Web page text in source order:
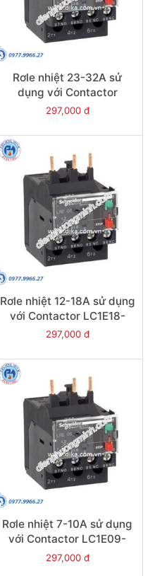
Rơle nhiệt 23-32A sử
dụng với Contactor
LC1E25-E38 - Model
297,000 đ
Rơle nhiệt 12-18A sử dụng
với Contactor LC1E18-
E38 - Model LRE21
297,000 đ
Rơle nhiệt 7-10A sử dụng
với Contactor LC1E09-
E38 - Model LRE14
297,000 đ